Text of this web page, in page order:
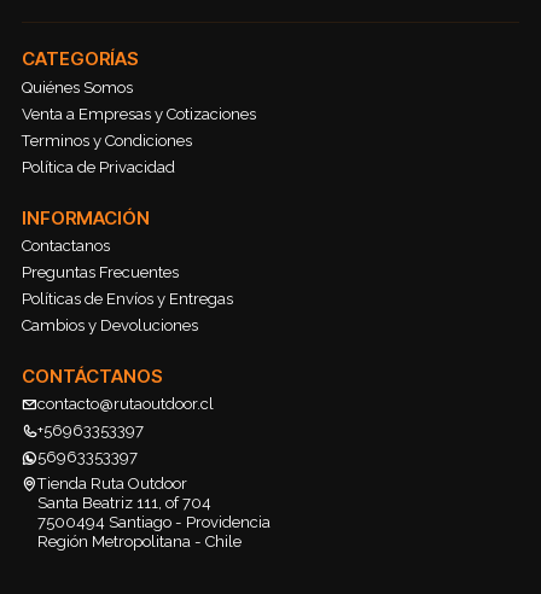
CATEGORÍAS
Quiénes Somos
Venta a Empresas y Cotizaciones
Terminos y Condiciones
Política de Privacidad
INFORMACIÓN
Contactanos
Preguntas Frecuentes
Políticas de Envíos y Entregas
Cambios y Devoluciones
CONTÁCTANOS
contacto@rutaoutdoor.cl
+56963353397
56963353397
Tienda Ruta Outdoor
Santa Beatriz 111, of 704
7500494 Santiago - Providencia
Región Metropolitana - Chile